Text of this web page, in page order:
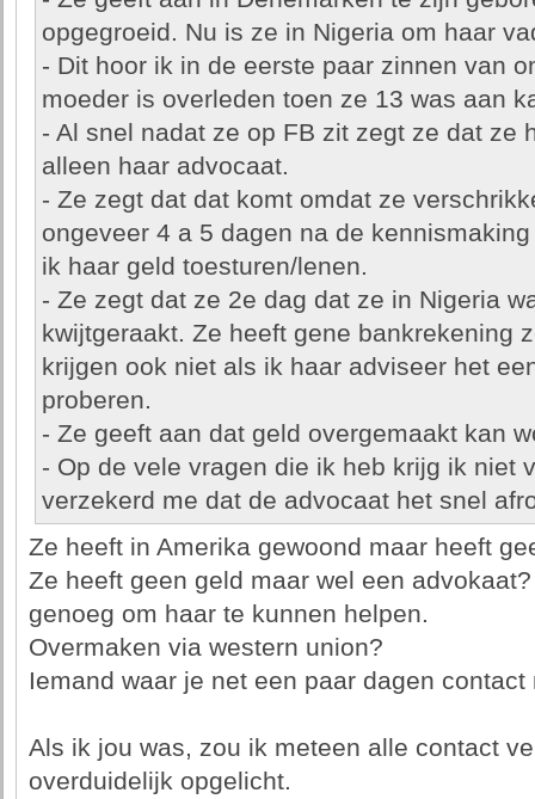
opgegroeid. Nu is ze in Nigeria om haar
- Dit hoor ik in de eerste paar zinnen van
moeder is overleden toen ze 13 was aan
- Al snel nadat ze op FB zit zegt ze dat ze
alleen haar advocaat.
- Ze zegt dat dat komt omdat ze
ongeveer 4 a 5 dagen na de
ik haar geld toesturen/lenen.
- Ze zegt dat ze 2e dag dat ze in Nigeria
kwijtgeraakt. Ze heeft gene bankrekening
krijgen ook niet als ik haar adviseer het
proberen.
- Ze geeft aan dat geld overgemaakt kan
- Op de vele vragen die ik heb krijg ik niet
verzekerd me dat de advocaat het snel
Ze heeft in Amerika gewoond maar heeft
Ze heeft geen geld maar wel een
genoeg om haar te kunnen helpen.
Overmaken via western union?
Iemand waar je net een paar dagen
Als ik jou was, zou ik meteen alle contact
overduidelijk opgelicht.